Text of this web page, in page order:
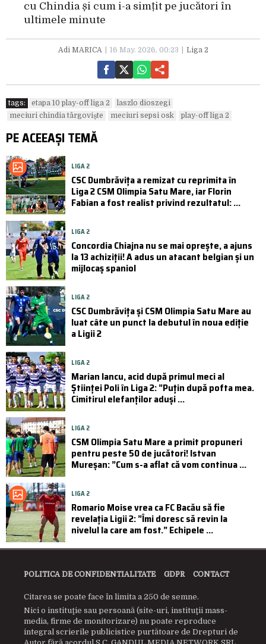
cu Chindia și cum i-a simțit pe jucători în
ultimele minute
Adi MARICA 16 May. 2026, 00:23 Liga 2
tags: etapa 10 play-off liga 2
laszlo dioszegi
meciuri chindia târgoviște
meciuri sepsi osk play-off liga 2
PE ACEEAȘI TEMĂ
LIGA 2
CSC Dumbrăvița a remizat cu reprimita în
Liga 2 CSM Olimpia Satu Mare, iar Florin
Fabian a fost realist privind rezultatul: ...
LIGA 2
Concordia Chiajna nu se mai oprește, a ajuns
la 13 achiziții! A adus un atacant belgian și un
mijlocaș spaniol
LIGA 2
CSC Dumbrăvița și CSM Olimpia Satu Mare au
luat câte un punct la debutul în noua ediție
a Ligii 2
LIGA 2
Marian Iancu, acid după primul meci al
Științei Poli în Liga 2: ”Puțin după pofta mea.
Cimitirul elefanților aduși ...
LIGA 2
CSM Olimpia Satu Mare a primit propuneri
pentru peste 50 de jucători! Istvan
Mureșan: ”Cum s-a aflat că vom continua ...
LIGA 2
Romario Moise vrea ca FC Bacău să fie
revelația Ligii 2: ”Îmi doresc să revin la
nivelul la care am fost.” Echipele ...
POLITICA DE CONFIDENTIALITATE GDPR CONTACT
Citarea se poate face în limita a 250 de semne.
Nici o instituţie sau persoană (site-uri, instituţii mass-
media, firme de monitorizare) nu poate reproduce
integral scrierile publicistice purtătoare de Drepturi de